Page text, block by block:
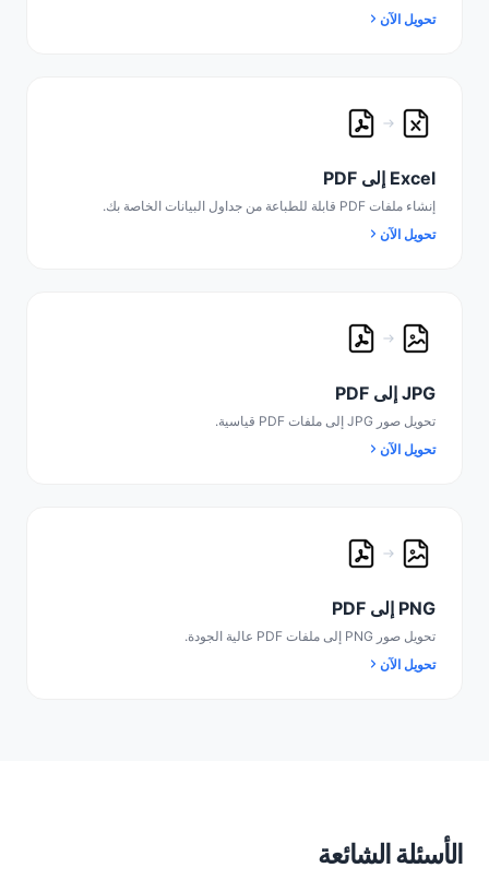
تحويل الآن
Excel إلى PDF
إنشاء ملفات PDF قابلة للطباعة من جداول البيانات الخاصة بك.
تحويل الآن
JPG إلى PDF
تحويل صور JPG إلى ملفات PDF قياسية.
تحويل الآن
PNG إلى PDF
تحويل صور PNG إلى ملفات PDF عالية الجودة.
تحويل الآن
الأسئلة الشائعة